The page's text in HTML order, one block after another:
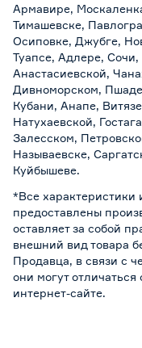
Армавире,
Тимашевске,
Осиповке, Джубге,
Туапсе, Адлере,
Анастасиевской,
Дивноморском,
Кубани, Анапе,
Натухаевской,
Залесском,
Называевске,
Куйбышеве.
*Все характеристики
предоставлены
оставляет за собой
внешний вид товара
Продавца, в связи с
они могут
интернет-сайте.